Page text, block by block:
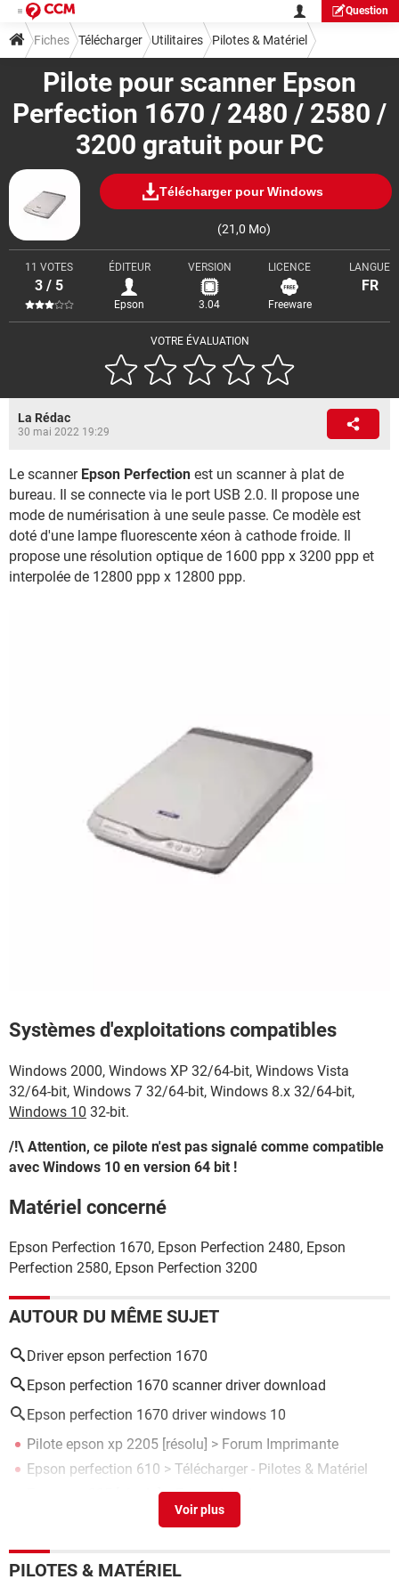
Question
Pilote pour scanner Epson
Perfection 1670 / 2480 / 2580 /
3200 gratuit pour PC
Télécharger pour Windows
(21,0 Mo)
VOTRE ÉVALUATION
11 VOTES
3 / 5
ÉDITEUR
Epson
VERSION
3.04
LICENCE
Freeware
LANGUE
FR
Fiches Télécharger Utilitaires Pilotes & Matériel
La Rédac
30 mai 2022 19:29
Le scanner Epson Perfection est un scanner à plat de
bureau. Il se connecte via le port USB 2.0. Il propose une
mode de numérisation à une seule passe. Ce modèle est
doté d'une lampe fluorescente xéon à cathode froide. Il
propose une résolution optique de 1600 ppp x 3200 ppp et
interpolée de 12800 ppp x 12800 ppp.
Systèmes d'exploitations compatibles
Windows 2000, Windows XP 32/64-bit, Windows Vista
32/64-bit, Windows 7 32/64-bit, Windows 8.x 32/64-bit,
Windows 10 32-bit.
/!\ Attention, ce pilote n'est pas signalé comme compatible
avec Windows 10 en version 64 bit !
Matériel concerné
Epson Perfection 1670, Epson Perfection 2480, Epson
Perfection 2580, Epson Perfection 3200
AUTOUR DU MÊME SUJET
Driver epson perfection 1670
Epson perfection 1670 scanner driver download
Epson perfection 1670 driver windows 10
Pilote epson xp 2205 [résolu] > Forum Imprimante
Epson perfection 610 > Télécharger - Pilotes & Matériel
[résolu] >Forum Imprimante
Forum Imprimante
PILOTES & MATÉRIEL